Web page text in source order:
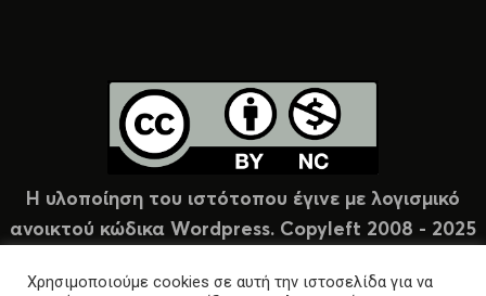
Η υλοποίηση του ιστότοπου έγινε με λογισμικό
ανοικτού κώδικα Wordpress. Copyleft 2008 - 2025
Χρησιμοποιούμε cookies σε αυτή την ιστοσελίδα για να